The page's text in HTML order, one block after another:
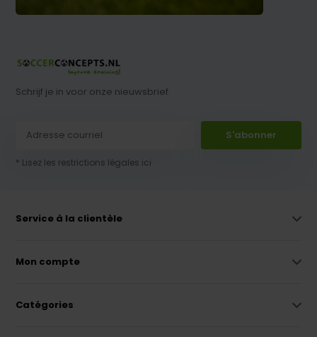
Schrijf je in voor onze nieuwsbrief
S'abonner
* Lisez les restrictions légales ici
Service à la clientèle
Mon compte
Catégories